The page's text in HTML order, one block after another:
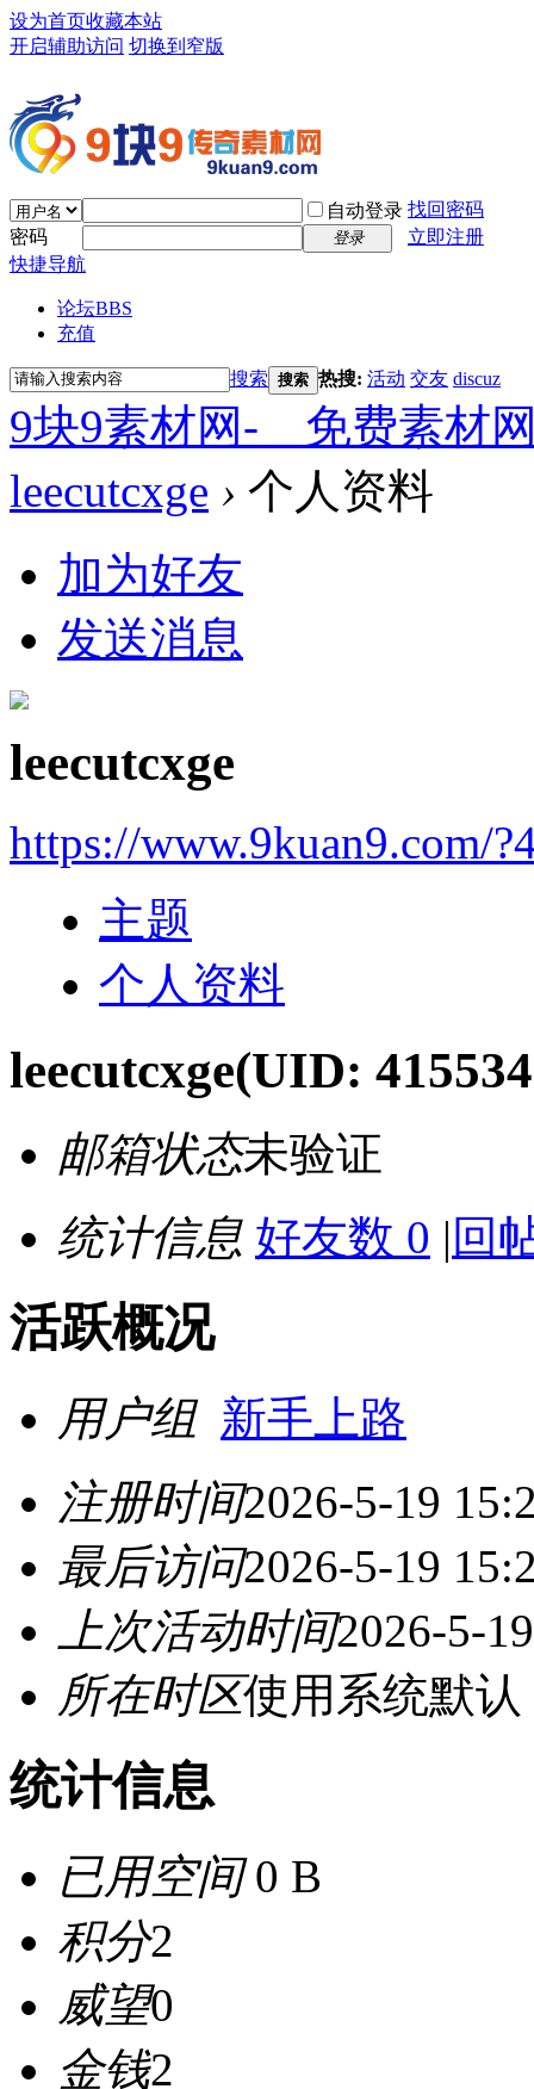
设为首页收藏本站
开启辅助访问 切换到窄版
自动登录 找回密码
密码
登录
立即注册
快捷导航
论坛BBS
充值
搜索 搜索 热搜: 活动 交友 discuz
9块9素材网-＿免费素材
leecutcxge › 个人资料
加为好友
发送消息
leecutcxge
https://www.9kuan9.com/
主题
个人资料
leecutcxge(UID:
邮箱状态未验证
统计信息 好友数 0 | 回
活跃概况
用户组 新手上路
注册时间2026-5-19
最后访问2026-5-19
上次活动时间2026-5-
所在时区使用系统默认
统计信息
已用空间0 B
积分2
威望0
金钱2